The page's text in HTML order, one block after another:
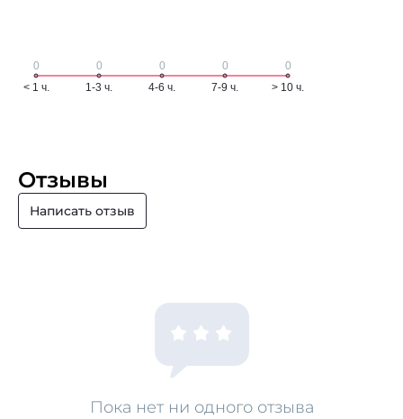
Отзывы
Написать отзыв
Пока нет ни одного отзыва